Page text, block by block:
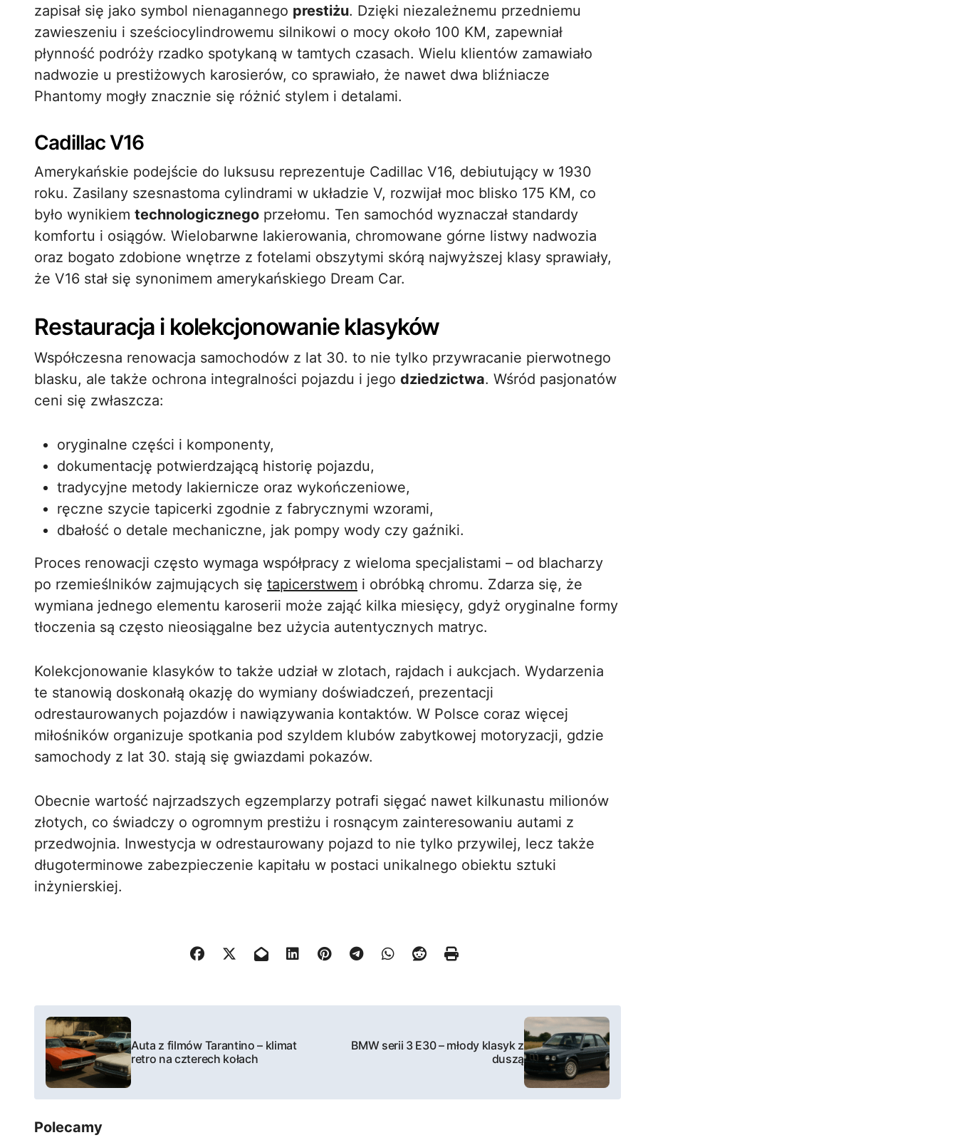
zapisał się jako symbol nienagannego prestiżu. Dzięki niezależnemu przedniemu
zawieszeniu i sześciocylindrowemu silnikowi o mocy około 100 KM, zapewniał
płynność podróży rzadko spotykaną w tamtych czasach. Wielu klientów zamawiało
nadwozie u prestiżowych karosierów, co sprawiało, że nawet dwa bliźniacze
Phantomy mogły znacznie się różnić stylem i detalami.
Cadillac V16
Amerykańskie podejście do luksusu reprezentuje Cadillac V16, debiutujący w 1930
roku. Zasilany szesnastoma cylindrami w układzie V, rozwijał moc blisko 175 KM, co
było wynikiem technologicznego przełomu. Ten samochód wyznaczał standardy
komfortu i osiągów. Wielobarwne lakierowania, chromowane górne listwy nadwozia
oraz bogato zdobione wnętrze z fotelami obszytymi skórą najwyższej klasy sprawiały,
że V16 stał się synonimem amerykańskiego Dream Car.
Restauracja i kolekcjonowanie klasyków
Współczesna renowacja samochodów z lat 30. to nie tylko przywracanie pierwotnego
blasku, ale także ochrona integralności pojazdu i jego dziedzictwa. Wśród pasjonatów
ceni się zwłaszcza:
oryginalne części i komponenty,
dokumentację potwierdzającą historię pojazdu,
tradycyjne metody lakiernicze oraz wykończeniowe,
ręczne szycie tapicerki zgodnie z fabrycznymi wzorami,
dbałość o detale mechaniczne, jak pompy wody czy gaźniki.
Proces renowacji często wymaga współpracy z wieloma specjalistami – od blacharzy
po rzemieślników zajmujących się tapicerstwem i obróbką chromu. Zdarza się, że
wymiana jednego elementu karoserii może zająć kilka miesięcy, gdyż oryginalne formy
tłoczenia są często nieosiągalne bez użycia autentycznych matryc.
Kolekcjonowanie klasyków to także udział w zlotach, rajdach i aukcjach. Wydarzenia
te stanowią doskonałą okazję do wymiany doświadczeń, prezentacji
odrestaurowanych pojazdów i nawiązywania kontaktów. W Polsce coraz więcej
miłośników organizuje spotkania pod szyldem klubów zabytkowej motoryzacji, gdzie
samochody z lat 30. stają się gwiazdami pokazów.
Obecnie wartość najrzadszych egzemplarzy potrafi sięgać nawet kilkunastu milionów
złotych, co świadczy o ogromnym prestiżu i rosnącym zainteresowaniu autami z
przedwojnia. Inwestycja w odrestaurowany pojazd to nie tylko przywilej, lecz także
długoterminowe zabezpieczenie kapitału w postaci unikalnego obiektu sztuki
inżynierskiej.
N
w
i
Auta z filmów Tarantino – klimat
retro na czterech kołach
BMW serii 3 E30 – młody klasyk z
duszą
Polecamy